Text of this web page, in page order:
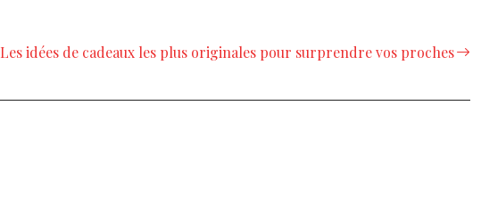
Les idées de cadeaux les plus originales pour surprendre vos proches